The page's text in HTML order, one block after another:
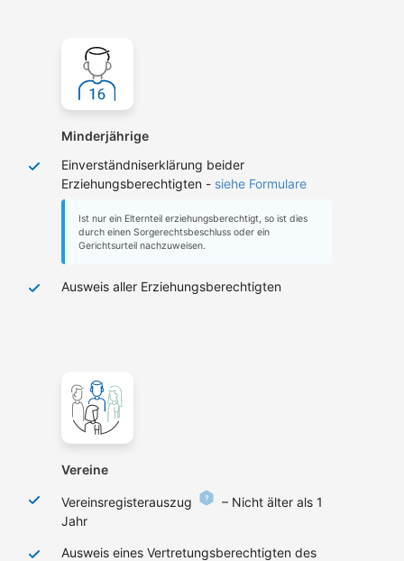
Minderjährige
Einverständniserklärung beider
Erziehungsberechtigten - siehe Formulare
Ist nur ein Elternteil erziehungsberechtigt, so ist dies
durch einen Sorgerechtsbeschluss oder ein
Gerichtsurteil nachzuweisen.
Ausweis aller Erziehungsberechtigten
Vereine
Vereinsregisterauszug
– Nicht älter als 1
Jahr
Ausweis eines Vertretungsberechtigten des